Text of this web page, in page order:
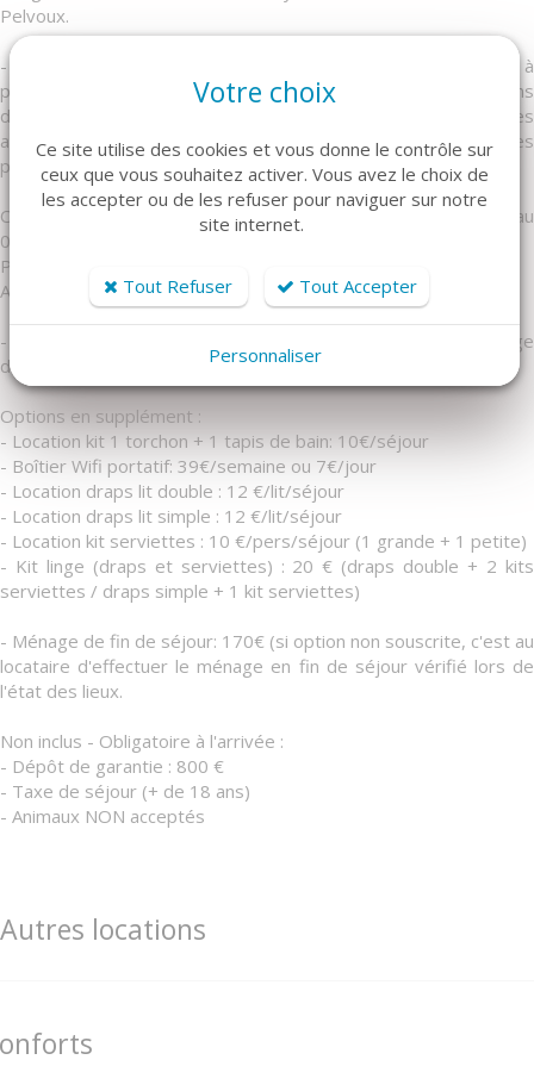
Pelvoux.
- Activités : Domaine skiable, de nombreuses randonnées à
proximités (Glacier blanc et noir, le Lac de l'Eychauda…), chemins
de VTT, tir à l'arc, parapente, balade à cheval, les marchés des
artisans, expositions,... venez découvrir le patrimoine et les
paysages situés au cœur du Parc National des Écrins.
Court séjour et arrivée tardive, nous consulter au
04.88.26.00.36.
Plus d'infos : sur le site de l'agence cimesetneige.com
Arrivée le samedi de 16h00 à 18h00
- Attention! La remise des clés se fait à l'agence Cimes et Neige
de Vallouise.
Options en supplément :
- Location kit 1 torchon + 1 tapis de bain: 10€/séjour
- Boîtier Wifi portatif: 39€/semaine ou 7€/jour
- Location draps lit double : 12 €/lit/séjour
- Location draps lit simple : 12 €/lit/séjour
- Location kit serviettes : 10 €/pers/séjour (1 grande + 1 petite)
- Kit linge (draps et serviettes) : 20 € (draps double + 2 kits
serviettes / draps simple + 1 kit serviettes)
- Ménage de fin de séjour: 170€ (si option non souscrite, c'est au
locataire d'effectuer le ménage en fin de séjour vérifié lors de
l'état des lieux.
Non inclus - Obligatoire à l'arrivée :
- Dépôt de garantie : 800 €
- Taxe de séjour (+ de 18 ans)
- Animaux NON acceptés
Autres locations
Votre choix
Ce site utilise des cookies et vous donne le contrôle sur
ceux que vous souhaitez activer. Vous avez le choix de
les accepter ou de les refuser pour naviguer sur notre
site internet.
Tout Refuser Tout Accepter
Personnaliser